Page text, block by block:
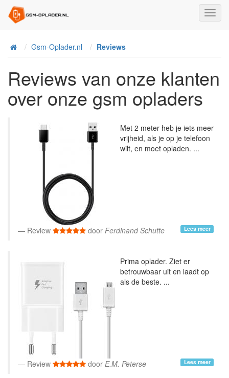
HomeGsm-Oplader.nl Reviews
Reviews van onze klanten
over onze gsm opladers
Met 2 meter heb je iets meer
vrijheid, als je op je telefoon
wilt, en moet opladen. ...
Review door Ferdinand Schutte Lees meer
Prima oplader. Ziet er
betrouwbaar uit en laadt op
als de beste. ...
Review door E.M. Peterse Lees meer